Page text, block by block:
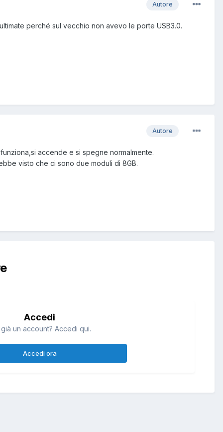
Autore
perché sul vecchio non avevo le porte USB3.0.
Autore
accende e si spegne normalmente.
visto che ci sono due moduli di 8GB.
Accedi
un account? Accedi qui.
Accedi ora